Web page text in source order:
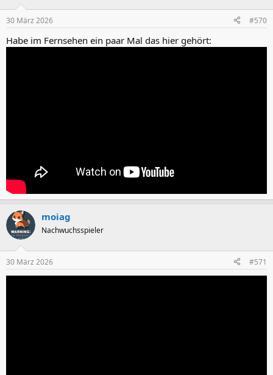
30 März 2026 #570
Habe im Fernsehen ein paar Mal das hier gehört:
moiag
Nachwuchsspieler
30 März 2026 #571